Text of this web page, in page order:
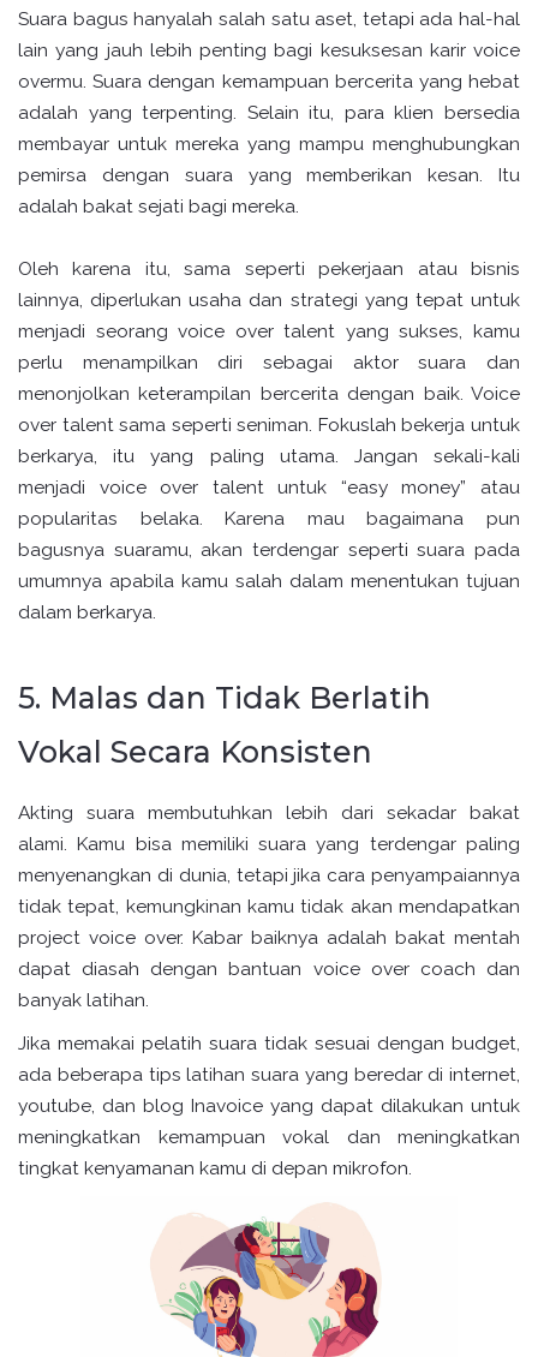
Suara bagus hanyalah salah satu aset, tetapi ada hal-hal
lain yang jauh lebih penting bagi kesuksesan karir voice
overmu. Suara dengan kemampuan bercerita yang hebat
adalah yang terpenting. Selain itu, para klien bersedia
membayar untuk mereka yang mampu menghubungkan
pemirsa dengan suara yang memberikan kesan. Itu
adalah bakat sejati bagi mereka.
Oleh karena itu, sama seperti pekerjaan atau bisnis
lainnya, diperlukan usaha dan strategi yang tepat untuk
menjadi seorang voice over talent yang sukses, kamu
perlu menampilkan diri sebagai aktor suara dan
menonjolkan keterampilan bercerita dengan baik. Voice
over talent sama seperti seniman. Fokuslah bekerja untuk
berkarya, itu yang paling utama. Jangan sekali-kali
menjadi voice over talent untuk “easy money” atau
popularitas belaka. Karena mau bagaimana pun
bagusnya suaramu, akan terdengar seperti suara pada
umumnya apabila kamu salah dalam menentukan tujuan
dalam berkarya.
5. Malas dan Tidak Berlatih
Vokal Secara Konsisten
Akting suara membutuhkan lebih dari sekadar bakat
alami. Kamu bisa memiliki suara yang terdengar paling
menyenangkan di dunia, tetapi jika cara penyampaiannya
tidak tepat, kemungkinan kamu tidak akan mendapatkan
project voice over. Kabar baiknya adalah bakat mentah
dapat diasah dengan bantuan voice over coach dan
banyak latihan.
Jika memakai pelatih suara tidak sesuai dengan budget,
ada beberapa tips latihan suara yang beredar di internet,
youtube, dan blog Inavoice yang dapat dilakukan untuk
meningkatkan kemampuan vokal dan meningkatkan
tingkat kenyamanan kamu di depan mikrofon.